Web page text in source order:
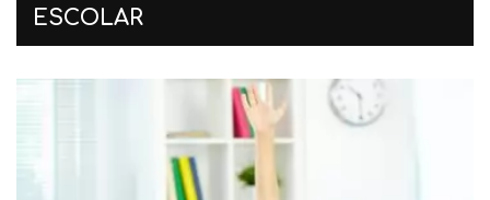
ESCOLAR